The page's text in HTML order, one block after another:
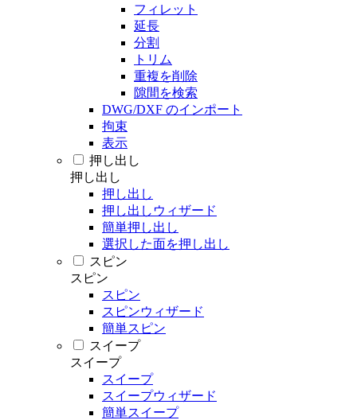
フィレット
延長
分割
トリム
重複を削除
隙間を検索
DWG/DXF のインポート
拘束
表示
押し出し
押し出し
押し出し
押し出しウィザード
簡単押し出し
選択した面を押し出し
スピン
スピン
スピン
スピンウィザード
簡単スピン
スイープ
スイープ
スイープ
スイープウィザード
簡単スイープ